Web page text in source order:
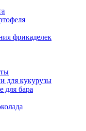
фрикаделек
для кукурузы
для бара